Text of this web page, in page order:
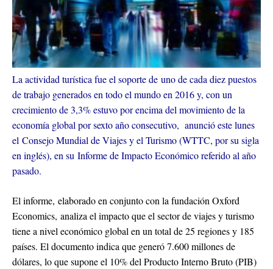
La actividad turística fue el soporte de uno de cada diez puestos
de trabajo generados en todo el mundo en 2016 y, con un
crecimiento de 3,3% estuvo por encima del movimiento de la
economía global por sexto año consecutivo, anunció este lunes
el Consejo Mundial de Viajes y el Turismo (WTTC, por su sigla
en inglés), en su Informe de Impacto Económico referido al año
pasado.
El informe, elaborado en conjunto con la fundación Oxford
Economics, analiza el impacto que el sector de viajes y turismo
tiene a nivel económico global en un total de 25 regiones y 185
países. El documento indica que generó 7.600 millones de
dólares, lo que supone el 10% del Producto Interno Bruto (PIB)